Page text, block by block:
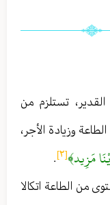
، تستلزم من
وزيادة الأجر ،
مَزِيد﴾[٢]
.
من الطاعة اتكالا